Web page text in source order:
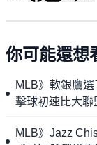
你可能還想
MLB》軟銀鷹
擊球初速比大聯
MLB》Jazz